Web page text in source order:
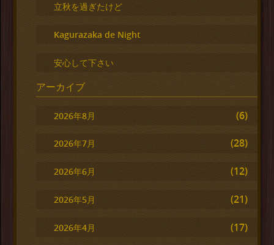
立秋を過ぎたけど
Kagurazaka de Night
安心して下さい
アーカイブ
2026年8月 (6)
2026年7月 (28)
2026年6月 (12)
2026年5月 (21)
2026年4月 (17)